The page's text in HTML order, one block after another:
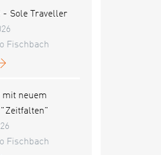
- Sole Traveller
Fischbach
neuem
Fischbach